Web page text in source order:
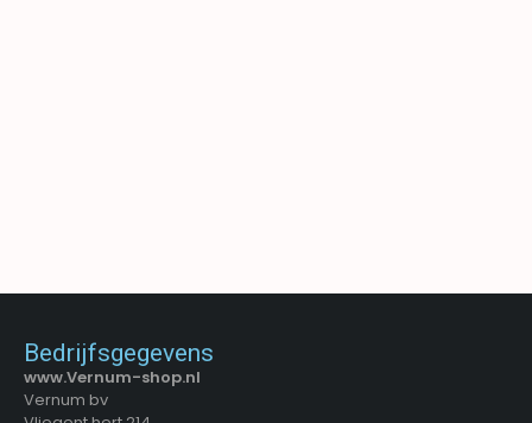
Bedrijfsgegevens
www.Vernum-shop.nl
Vernum bv